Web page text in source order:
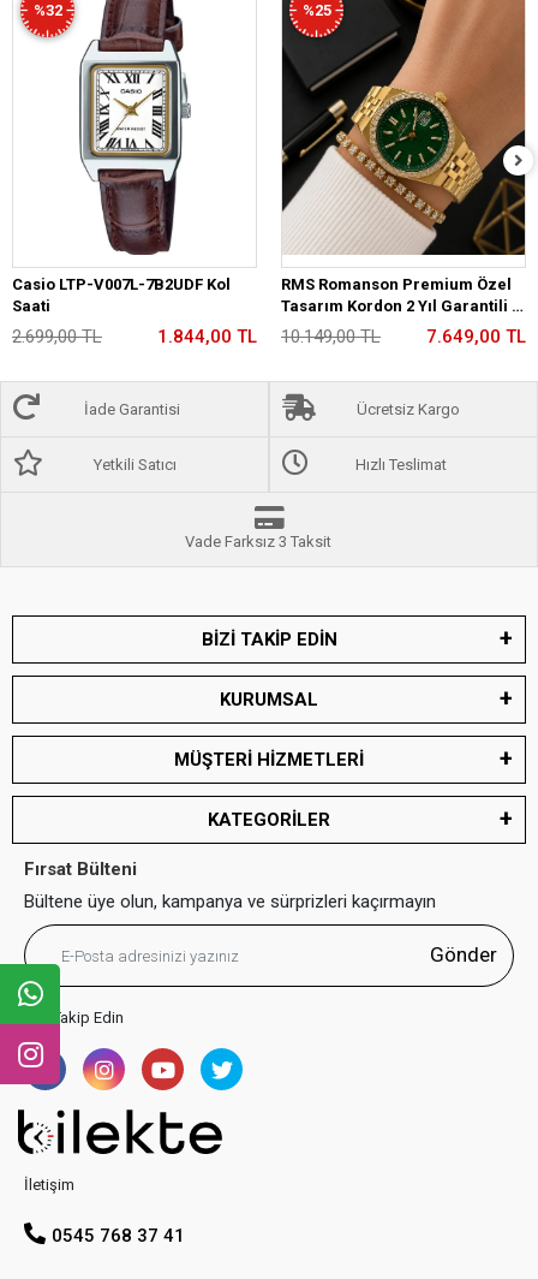
%32
Casio LTP-V007L-7B2UDF Kol
Saati
2.699,00 TL 1.844,00 TL
%25
RMS Romanson Premium Özel
Tasarım Kordon 2 Yıl Garantili 5
Atm Kadın Kol Saati+Bileklik
A2175.29
10.149,00 TL 7.649,00 TL
İade Garantisi Ücretsiz Kargo
Yetkili Satıcı Hızlı Teslimat
Vade Farksız 3 Taksit
BİZİ TAKİP EDİN
KURUMSAL
MÜŞTERİ HİZMETLERİ
KATEGORİLER
Fırsat Bülteni
Bültene üye olun, kampanya ve sürprizleri kaçırmayın
Gönder
Bizi Takip Edin
İletişim
0545 768 37 41